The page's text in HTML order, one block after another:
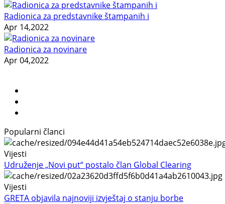
Radionica za predstavnike štampanih i
Apr 14,2022
Radionica za novinare
Apr 04,2022
Popularni članci
Vijesti
Udruženje „Novi put“ postalo član Global Clearing
Vijesti
GRETA objavila najnoviji izvještaj o stanju borbe